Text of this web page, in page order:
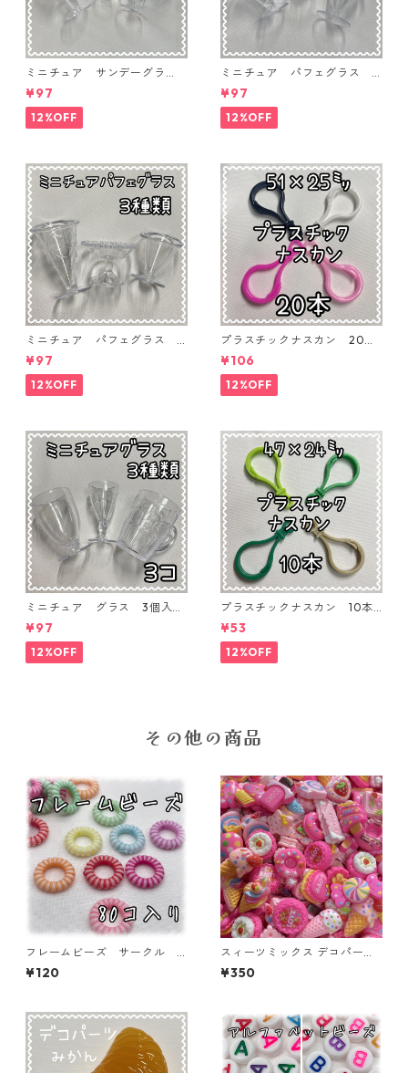
ミニチュア サンデーグラ
ス 3個入り【MNT-GLS-3P-
04】
¥97
12%OFF
ミニチュア パフェグラス 3
個入り【MNT-GLS-3P-03】
¥97
12%OFF
ミニチュア パフェグラス 3
個入り【MNT-GLS-3P-02】
¥97
12%OFF
プラスチックナスカン 20本
入り【PK-20】
¥106
12%OFF
ミニチュア グラス 3個入り
【MNT-GLS-3P-01】
¥97
12%OFF
プラスチックナスカン 10本
入り【PK-10】
¥53
12%OFF
その他の商品
フレームビーズ サークル
ミックス 80個入り【AB‐F
U06】
¥120
スィーツミックス デコパー
ツ ピンク 45個入り 貼り
付けパーツ【DP-SW-MIXP】
¥350